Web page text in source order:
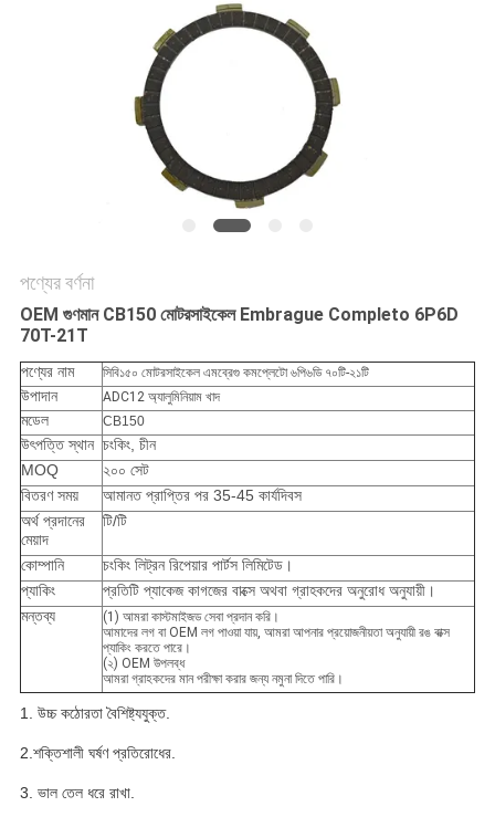
পণ্যের বর্ণনা
OEM গুণমান CB150 মোটরসাইকেল Embrague Completo 6P6D
70T-21T
পণ্যের নাম সিবি১৫০ মোটরসাইকেল এমব্রেগু কমপ্লেটো ৬পি৬ডি ৭০টি-২১টি
উপাদান ADC12 অ্যালুমিনিয়াম খাদ
মডেল CB150
উৎপত্তি স্থান চংকিং, চীন
MOQ
২০০ সেট
বিতরণ সময়
আমানত প্রাপ্তির পর 35-45 কার্যদিবস
অর্থ প্রদানের
মেয়াদ
টি/টি
কোম্পানি
চংকিং লিট্রন রিপেয়ার পার্টস লিমিটেড।
প্যাকিং
প্রতিটি প্যাকেজ কাগজের বাক্সে অথবা গ্রাহকদের অনুরোধ অনুযায়ী।
মন্তব্য
(1) আমরা কাস্টমাইজড সেবা প্রদান করি।
আমাদের লগ বা OEM লগ পাওয়া যায়, আমরা আপনার প্রয়োজনীয়তা অনুযায়ী রঙ বাক্স
প্যাকিং করতে পারে।
(২) OEM উপলব্ধ
আমরা গ্রাহকদের মান পরীক্ষা করার জন্য নমুনা দিতে পারি।
1. উচ্চ কঠোরতা বৈশিষ্ট্যযুক্ত.
2.শক্তিশালী ঘর্ষণ প্রতিরোধের.
3. ভাল তেল ধরে রাখা.